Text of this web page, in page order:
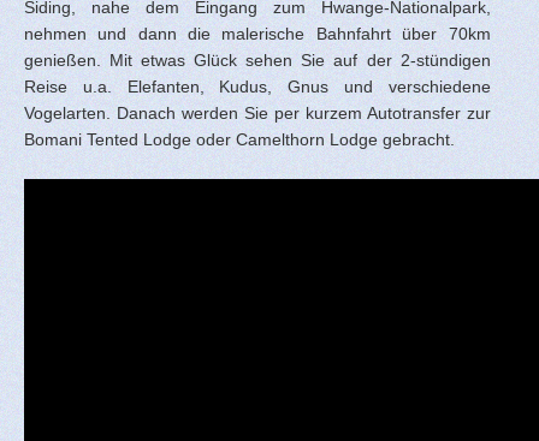
Siding, nahe dem Eingang zum Hwange-Nationalpark,
nehmen und dann die malerische Bahnfahrt über 70km
genießen. Mit etwas Glück sehen Sie auf der 2-stündigen
Reise u.a. Elefanten, Kudus, Gnus und verschiedene
Vogelarten. Danach werden Sie per kurzem Autotransfer zur
Bomani Tented Lodge oder Camelthorn Lodge gebracht.